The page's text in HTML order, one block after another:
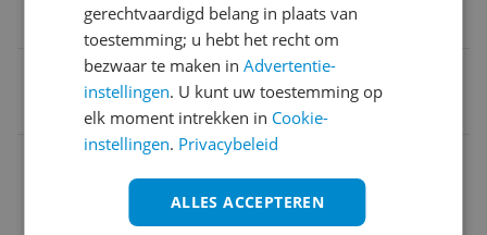
14,7 cm
Verpakking breedte
Verpakkingsinhoud
Headset;Phone adapter cable;User documents;Hea
dband cushion;Power supply;USB-C to USB-A cable
gerechtvaardigd belang in plaats van
toestemming; u hebt het recht om
bezwaar te maken inAdvertentie-
instellingen. U kunt uw toestemming op
elk moment intrekken in Cookie-
instellingen. Privacybeleid
ALLES ACCEPTEREN